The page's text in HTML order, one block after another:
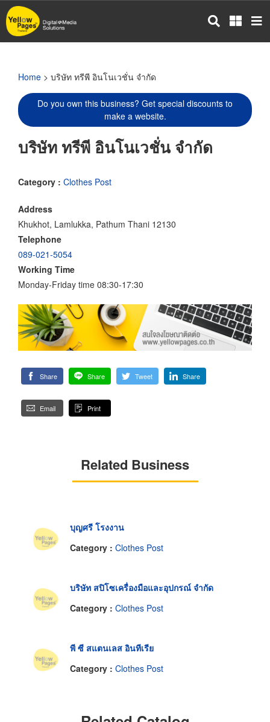
Skip
to
main
Home > บริษัท ทรีพี อินโนเวชั่น จำกัด
Do you own this business? Get special discounts to
make a website.
บริษัท ทรีพี อินโนเวชั่น จำกัด
Category : Clothes Post
Address
Khukhot, Lamlukka, Pathum Thani 12130
Telephone
089-021-5054
Working Time
Monday-Friday time 08:30-17:30
Share Share Tweet Share
Email Print
Related Business
บุญศรี โรงงาน
Category : Clothes Post
บริษัท สปิโซเครื่องมือและอุปกรณ์ จำกัด
Category : Clothes Post
พี ซี สแตนเลส อินทีเรีย
Category : Clothes Post